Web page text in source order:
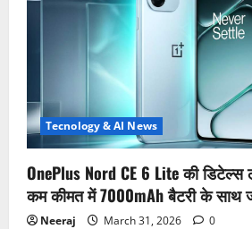
पर
स्पॉट:
200MP
कैमरा
और
7000mAh
बैटरी
के
साथ
भारत
में
जल्द
की
उम्मीद!
Tecnology & AI News
OnePlus Nord CE 6 Lite की
कम कीमत में 7000mAh बैटरी के साथ
Neeraj March 31, 2026 0